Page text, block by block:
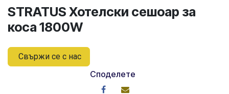
STRATUS Хотелски сешоар за
коса 1800W
Свържи се с нас
Споделете